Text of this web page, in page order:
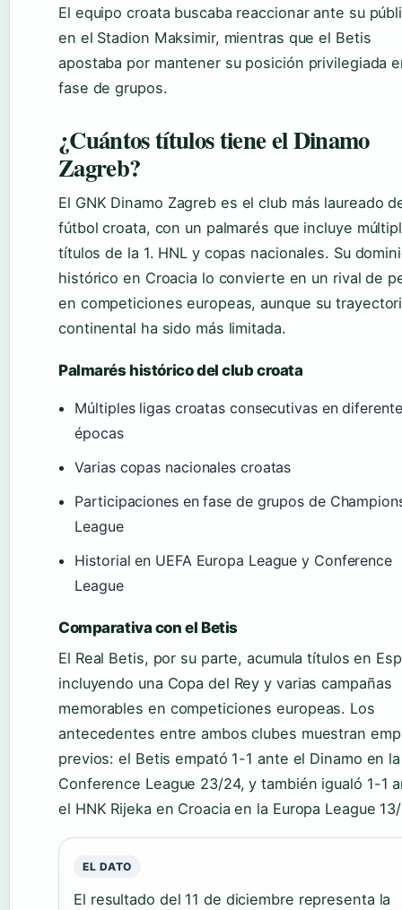
El equipo croata buscaba reaccionar ante su
en el Stadion Maksimir, mientras que el Betis
apostaba por mantener su posición privilegiada
fase de grupos.
¿Cuántos títulos tiene el Dinamo
Zagreb?
El GNK Dinamo Zagreb es el club más laureado
fútbol croata, con un palmarés que incluye
títulos de la 1. HNL y copas nacionales. Su
histórico en Croacia lo convierte en un rival de
en competiciones europeas, aunque su
continental ha sido más limitada.
Palmarés histórico del club croata
Múltiples ligas croatas consecutivas en
épocas
Varias copas nacionales croatas
Participaciones en fase de grupos de
League
Historial en UEFA Europa League y Conference
League
Comparativa con el Betis
El Real Betis, por su parte, acumula títulos en
incluyendo una Copa del Rey y varias campañas
memorables en competiciones europeas. Los
antecedentes entre ambos clubes muestran
previos: el Betis empató 1-1 ante el Dinamo en la
Conference League 23/24, y también igualó 1-1
el HNK Rijeka en Croacia en la Europa League
EL DATO
El resultado del 11 de diciembre representa la